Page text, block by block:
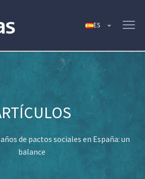
de pactos sociales en España: un
balance